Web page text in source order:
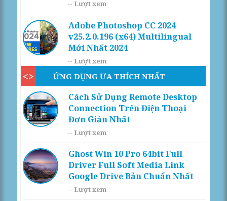
-- Lượt xem
Adobe Photoshop CC 2024
v25.2.0.196 (x64) Multilingual
Mới Nhất 2024
-- Lượt xem
ỨNG DỤNG ƯA THÍCH NHẤT
Cách Sử Dụng Remote Desktop
Connection Trên Điện Thoại
Đơn Giản Nhất
-- Lượt xem
Ghost Win 10 Pro 64bit Full
Driver Full Soft Media Link
Google Drive Bản Chuẩn Nhất
-- Lượt xem